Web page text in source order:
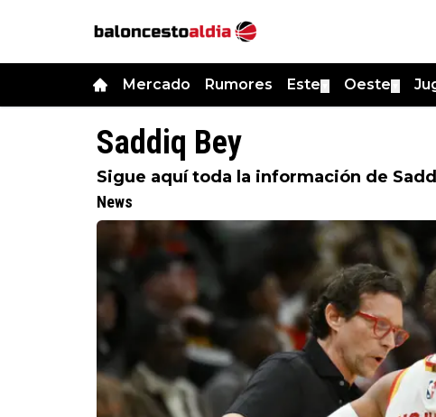
Mercado Rumores Este Oeste
Saddiq Bey
Sigue aquí toda la información de
News